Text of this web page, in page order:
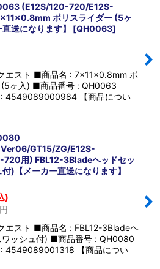
(E12S/120-720/E12S-
ポリスライダー (5ヶ
送になります】
[QH0063]
エスト ■商品名 : 7×11×0.8mm ポ
(5ヶ入) ■商品番号 : QH0063
4549089000984 【商品につい
GT15/ZG/E12S-
用) FBL12-3Bladeヘッドセッ
)【メーカー直送になります】
)
円
エスト ■商品名 : FBL12-3Bladeヘ
ワッシュ付) ■商品番号 : QH0080
4549089001318 【商品につい